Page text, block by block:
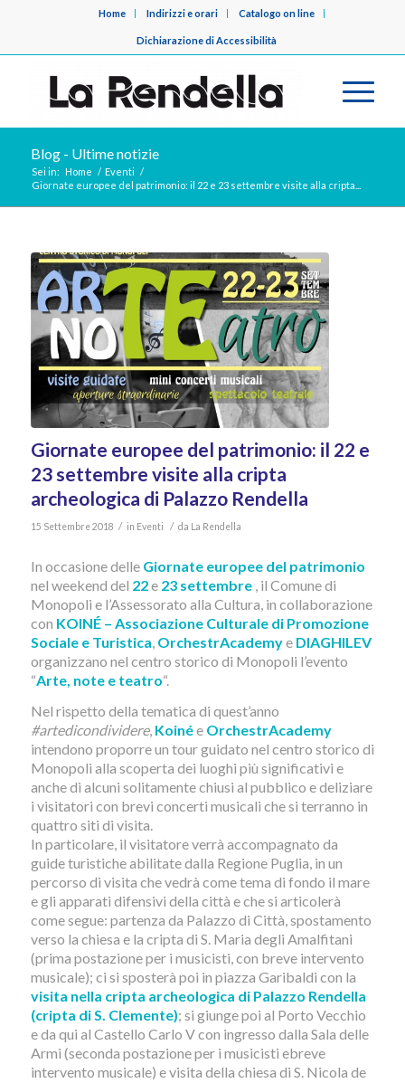
Home Indirizzi e orari Catalogo on line
Dichiarazione di Accessibilità
Blog - Ultime notizie
Sei in: Home / Eventi /
Giornate europee del patrimonio: il 22 e 23 settembre visite alla cripta...
Giornate europee del patrimonio: il 22 e
23 settembre visite alla cripta
archeologica di Palazzo Rendella
15 Settembre 2018 / in Eventi / da La Rendella
In occasione delle Giornate europee del patrimonio
nel weekend del 22e 23 settembre , il Comune di
Monopoli e l’Assessorato alla Cultura, in collaborazione
con KOINÉ – Associazione Culturale di Promozione
Sociale e Turistica OrchestrAcademye DIAGHILEV
organizzano nel centro storico di Monopoli l’evento
“Arte, note e teatro“.
Nel rispetto della tematica di quest’anno
#artedicondividere, Koinée OrchestrAcademy
intendono proporre un tour guidato nel centro storico di
Monopoli alla scoperta dei luoghi più significativi e
anche di alcuni solitamente chiusi al pubblico e deliziare
i visitatori con brevi concerti musicali che si terranno in
quattro siti di visita.
In particolare, il visitatore verrà accompagnato da
guide turistiche abilitate dalla Regione Puglia, in un
percorso di visita che vedrà come tema di fondo il mare
e gli apparati difensivi della città e che si articolerà
come segue: partenza da Palazzo di Città, spostamento
verso la chiesa e la cripta di S. Maria degli Amalfitani
(prima postazione per i musicisti, con breve intervento
musicale); ci si sposterà poi in piazza Garibaldi con la
visita nella cripta archeologica di Palazzo Rendella
(cripta di S. Clemente); si giunge poi al Porto Vecchio
e da qui al Castello Carlo V con ingresso dalla Sala delle
Armi (seconda postazione per i musicisti ebreve
intervento musicale) e visita della chiesa di S. Nicola de